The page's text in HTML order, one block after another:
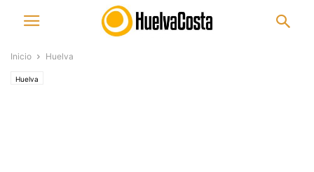
Inicio Huelva
Huelva